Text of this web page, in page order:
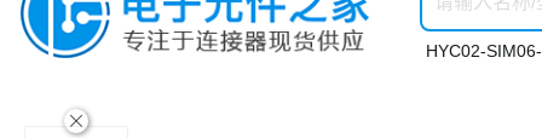
HYC02-
ဆ